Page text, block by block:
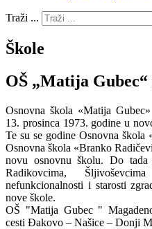
Traži ...
Škole
OŠ „Matija Gubec“
Osnovna škola «Matija
13. prosinca 1973. godine u
Te su se godine Osnovna škola
Osnovna škola «Branko
novu osnovnu školu. Do tada
Radikovcima,
nefunkcionalnosti i starosti
nove škole.
OŠ "Matija Gubec "
cesti Đakovo – Našice – Donji